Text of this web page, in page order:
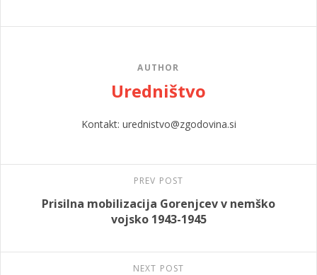
AUTHOR
Uredništvo
Kontakt: urednistvo@zgodovina.si
PREV POST
Prisilna mobilizacija Gorenjcev v nemško
vojsko 1943-1945
NEXT POST